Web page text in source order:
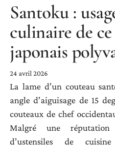
Santoku :
culinaire de
japonais
24 avril 2026
La lame d’un couteau
angle d’aiguisage de 15
couteaux de chef
Malgré une
d’ustensiles de